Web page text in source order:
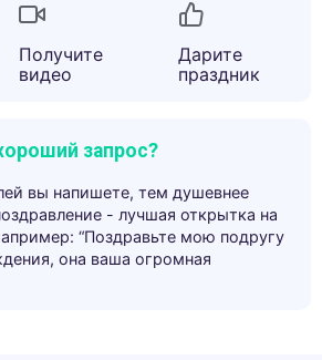
Получите
видео
Дарите
праздник
запрос?
вы напишете, тем душевнее
- лучшая открытка на
“Поздравьте мою подругу
она ваша огромная